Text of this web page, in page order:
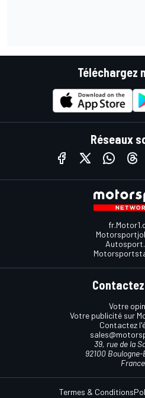
Téléchargez
Réseaux
Votre
Votre publicité sur
Contactez
39, rue de la
92100
France
Termes & Conditions